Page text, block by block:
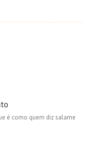
é como quem diz salame